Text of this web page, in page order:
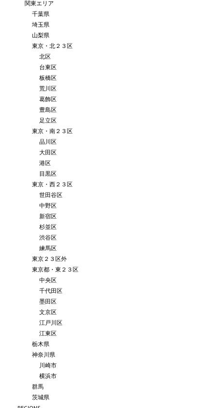
関東エリア
千葉県
埼玉県
山梨県
東京・北２３区
北区
台東区
板橋区
荒川区
葛飾区
豊島区
足立区
東京・南２３区
品川区
大田区
港区
目黒区
東京・西２３区
世田谷区
中野区
新宿区
杉並区
渋谷区
練馬区
東京２３区外
東京都・東２３区
中央区
千代田区
墨田区
文京区
江戸川区
江東区
栃木県
神奈川県
川崎市
横浜市
群馬
茨城県